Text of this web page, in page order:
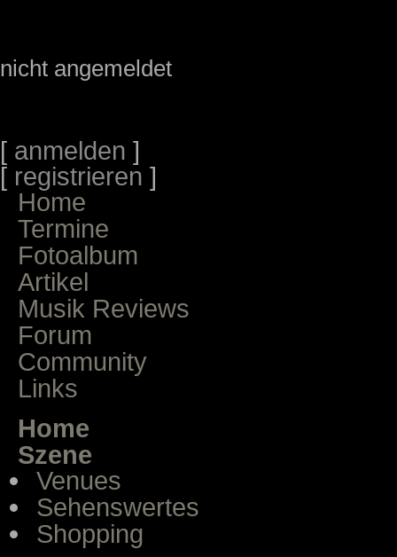
nicht angemeldet
[ anmelden ]
[ registrieren ]
Home
Termine
Fotoalbum
Artikel
Musik Reviews
Forum
Community
Links
Home
Szene
Venues
Sehenswertes
Shopping